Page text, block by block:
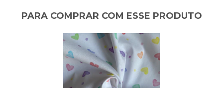
PARA COMPRAR COM ESSE PRODUTO